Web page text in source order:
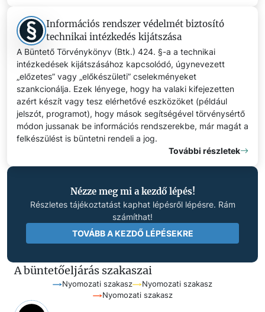
Információs rendszer védelmét biztosító
technikai intézkedés kijátszása
A Büntető Törvénykönyv (Btk.) 424. §-a a technikai
intézkedések kijátszásához kapcsolódó, úgynevezett
„előzetes” vagy „előkészületi” cselekményeket
szankcionálja. Ezek lényege, hogy ha valaki kifejezetten
azért készít vagy tesz elérhetővé eszközöket (például
jelszót, programot), hogy mások segítségével törvénysértő
módon jussanak be információs rendszerekbe, már magát a
felkészülést is büntetni rendeli a jog.
További részletek
Nézze meg mi a kezdő lépés!
Részletes tájékoztatást kaphat lépésről lépésre. Rám
számíthat!
TOVÁBB A KEZDŐ LÉPÉSEKRE
A büntetőeljárás szakaszai
Nyomozati szakasz
Nyomozati szakasz
Nyomozati szakasz